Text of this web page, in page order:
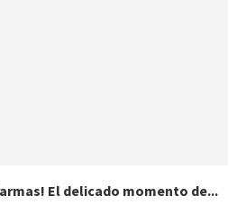
El delicado momento de...